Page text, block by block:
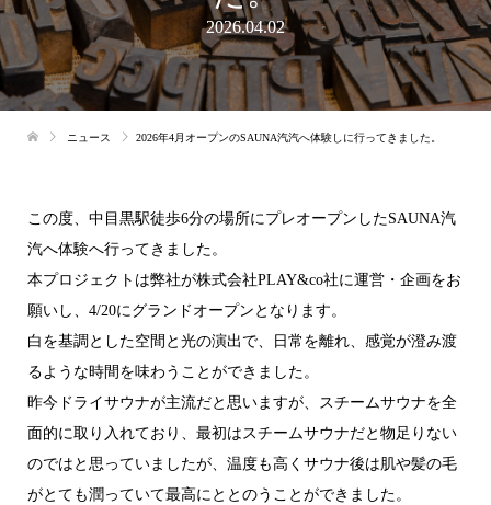
2026.04.02
ニュース 2026年4月オープンのSAUNA汽汽へ体験しに行ってきました。
この度、中目黒駅徒歩6分の場所にプレオープンしたSAUNA汽
汽へ体験へ行ってきました。
本プロジェクトは弊社が株式会社PLAY&co社に運営・企画をお
願いし、4/20にグランドオープンとなります。
白を基調とした空間と光の演出で、日常を離れ、感覚が澄み渡
るような時間を味わうことができました。
昨今ドライサウナが主流だと思いますが、スチームサウナを全
面的に取り入れており、最初はスチームサウナだと物足りない
のではと思っていましたが、温度も高くサウナ後は肌や髪の毛
がとても潤っていて最高にととのうことができました。